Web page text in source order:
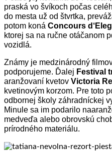
praská vo švíkoch počas
do mesta už od štvrtka,
potom koná Concours
ktorej sa na ručne otáčanom
vozidlá.
Známy je medzinárodný
podporujeme. Ďalej Festival
aranžovaní kvetov Victoria
kvetinovým korzom. Pre toto
odbornej školy záhradníckej
Minule sa im podarilo
medveďa alebo obrovskú
prírodného materiálu.